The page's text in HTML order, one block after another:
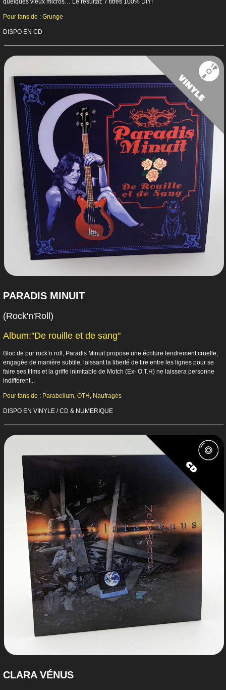
quelques vieux micros… Le résultat: 7 titres 100% DIY!
Pour fans de : Grunge
DISPO EN CD
PARADIS MINUIT
(Rock'n'Roll)
Album:"De rouille et de sang"
Bloc de pur rock’n roll, Paradis Minuit propose une écriture tendrement cruelle,
engagée de manière subtile, laissant la liberté de lire entre les lignes pour se
faire ses films et la griffe inimitable de Motch (Ex- O.T.H) ne laissera personne
indifférent...
Pour fans de : Parabellum, OTH, Naufragés
DISPO EN VINYLE / CD & NUMERIQUE
CLARA VÉNUS